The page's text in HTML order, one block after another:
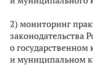
2) мониторинг
законодательства
о государственном
и муниципальном